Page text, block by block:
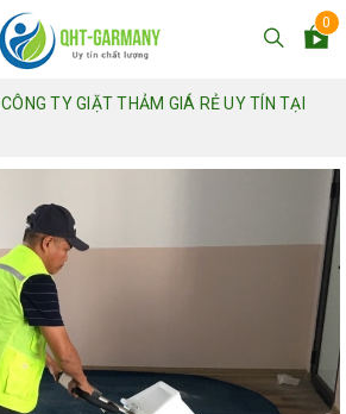
0
CÔNG TY GIẶT THẢM GIÁ RẺ UY TÍN TẠI